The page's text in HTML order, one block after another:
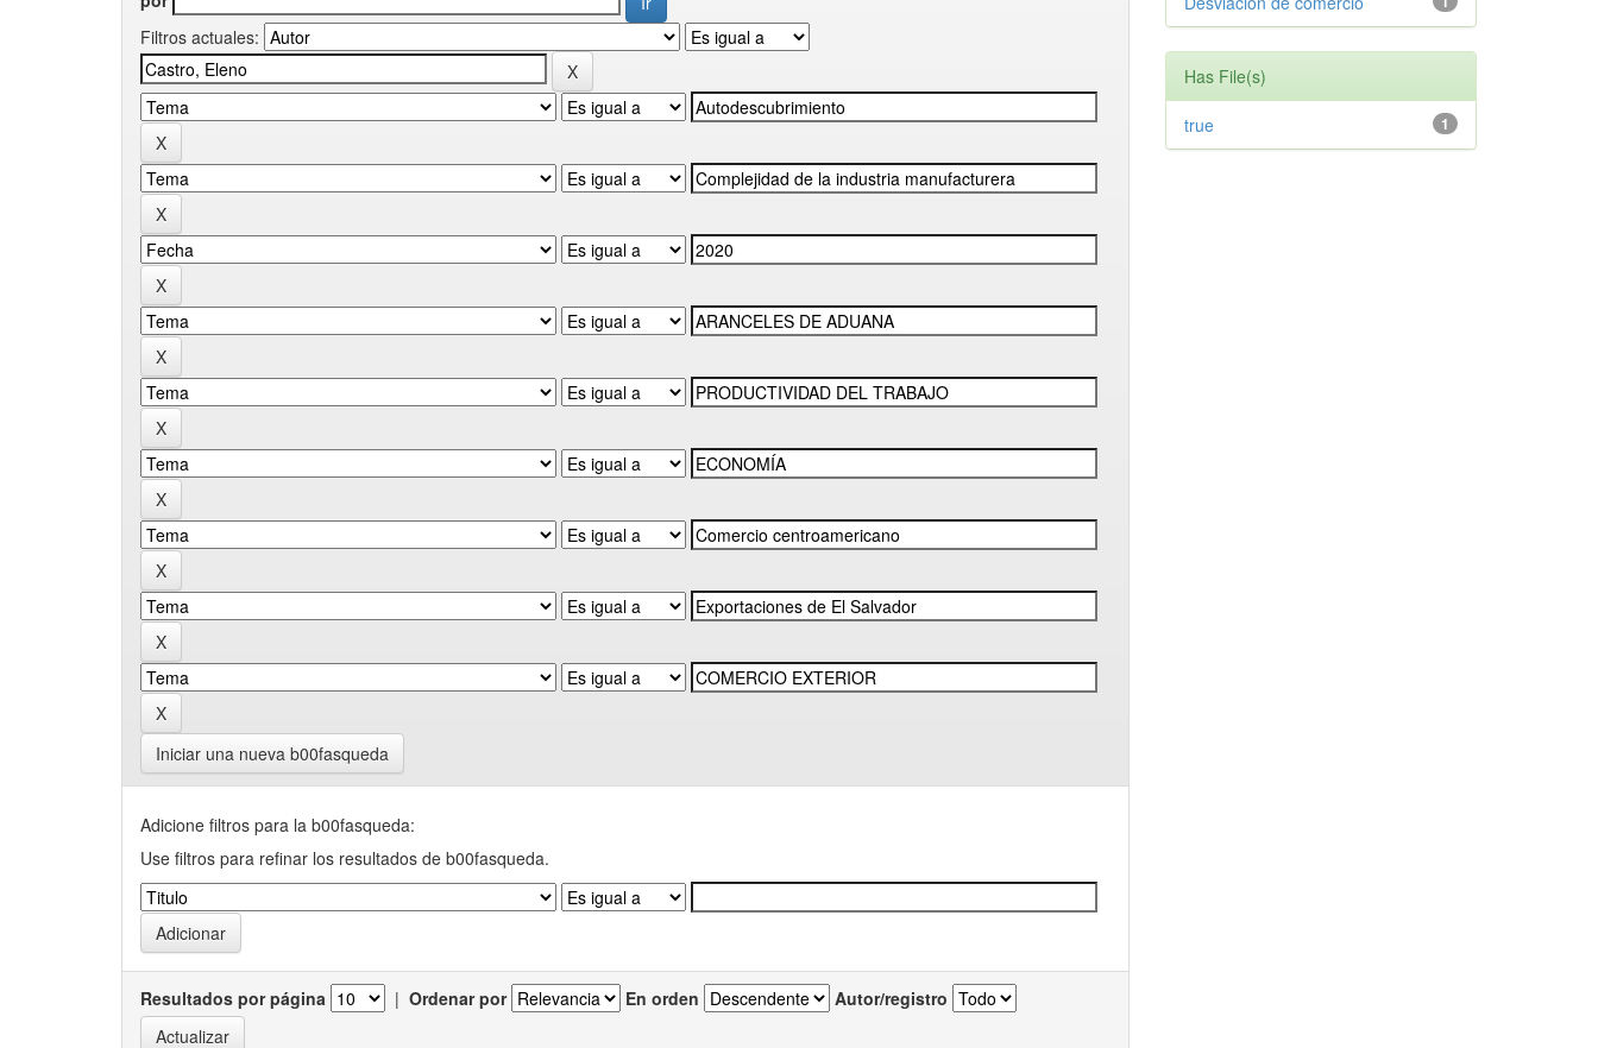
Filtros actuales:
Iniciar una nueva b00fasqueda
Adicione filtros para la b00fasqueda:
Use filtros para refinar los resultados de b00fasqueda.
Resultados por página | Ordenar por En orden Autor/registro
Has File(s)
1
true